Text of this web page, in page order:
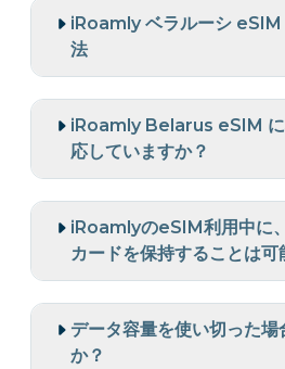
iRoamly ベラルーシ eSIM
法
iRoamly Belarus eSIM に
応していますか？
iRoamlyのeSIM利用中に
カードを保持することは可
データ容量を使い切った
か？